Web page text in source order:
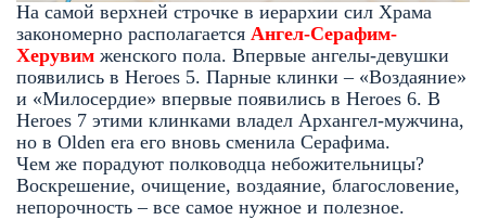
На самой верхней строчке в иерархии сил Храма
закономерно располагается Ангел-Серафим-
Херувим женского пола. Впервые ангелы-девушки
появились в Heroes 5. Парные клинки – «Воздаяние»
и «Милосердие» впервые появились в Heroes 6. В
Heroes 7 этими клинками владел Архангел-мужчина,
но в Olden era его вновь сменила Серафима.
Чем же порадуют полководца небожительницы?
Воскрешение, очищение, воздаяние, благословение,
непорочность – все самое нужное и полезное.